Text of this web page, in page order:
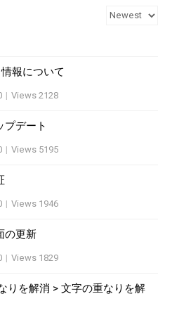
報について
| Views 2128
プデート
| Views 5195
| Views 1946
の更新
| Views 1829
りを解消 > 文字の重なりを解